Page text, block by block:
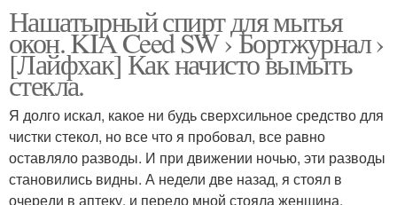
Нашатырный спирт для мытья
окон. KIA Ceed SW › Бортжурнал ›
[Лайфхак] Как начисто вымыть
стекла.
Я долго искал, какое ни будь сверхсильное средство для
чистки стекол, но все что я пробовал, все равно
оставляло разводы. И при движении ночью, эти разводы
становились видны. А недели две назад, я стоял в
очереди в аптеку, и передо мной стояла женщина,